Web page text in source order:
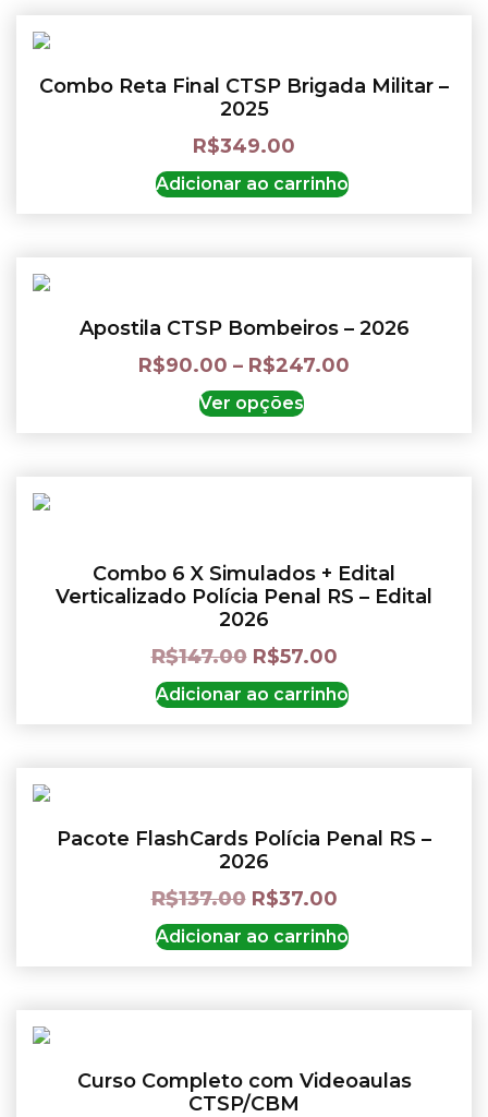
Combo Reta Final CTSP Brigada Militar –
2025
R$349.00
Adicionar ao carrinho
Apostila CTSP Bombeiros – 2026
R$90.00 – R$247.00
Ver opções
Combo 6 X Simulados + Edital
Verticalizado Polícia Penal RS – Edital
2026
R$147.00 R$57.00
Adicionar ao carrinho
Pacote FlashCards Polícia Penal RS –
2026
R$137.00 R$37.00
Adicionar ao carrinho
Curso Completo com Videoaulas
CTSP/CBM